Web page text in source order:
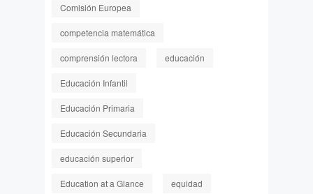
Comisión Europea
competencia matemática
comprensión lectora educación
Educación Infantil
Educación Primaria
Educación Secundaria
educación superior
Education at a Glance equidad